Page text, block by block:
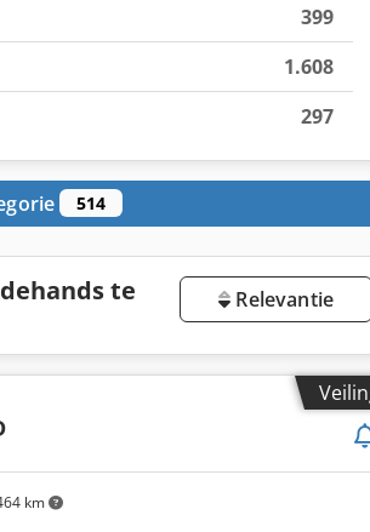
399
1.608
297
514
te
Relevantie
km